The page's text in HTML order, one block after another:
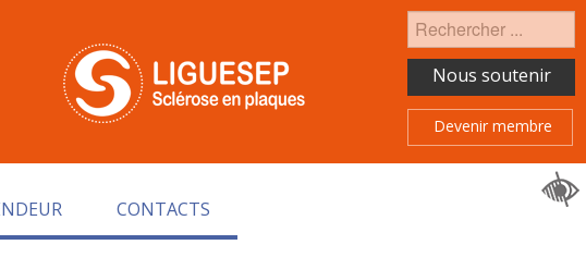
Rechercher
CONTACTS
Nous soutenir
Devenir membre